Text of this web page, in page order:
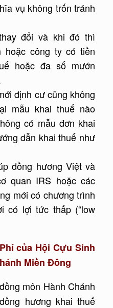
vụ không trốn tránh
đổi và khi đó thì
hoặc công ty có tiền
hoặc đa số mướn
định cư cũng không
mẫu khai thuế nào
có mẫu đơn khai
dẫn khai thuế như
đồng hương Việt và
quan IRS hoặc các
mới có chương trình
có lợi tức thấp (“low
của Hội Cựu Sinh
Miền Đông
môn Hành Chánh
hương khai thuế